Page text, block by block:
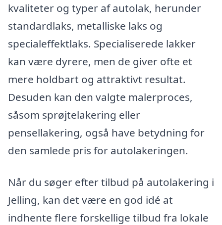
kvaliteter og typer af autolak, herunder
standardlaks, metalliske laks og
specialeffektlaks. Specialiserede lakker
kan være dyrere, men de giver ofte et
mere holdbart og attraktivt resultat.
Desuden kan den valgte malerproces,
såsom sprøjtelakering eller
pensellakering, også have betydning for
den samlede pris for autolakeringen.
Når du søger efter tilbud på autolakering i
Jelling, kan det være en god idé at
indhente flere forskellige tilbud fra lokale